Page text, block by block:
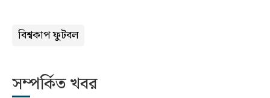
বিশ্বকাপ ফুটবল
সম্পর্কিত খবর